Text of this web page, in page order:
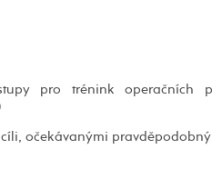
pro trénink operačních
očekávanými